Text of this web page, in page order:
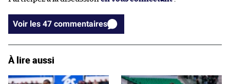
Voir les 47 commentaires
À lire aussi